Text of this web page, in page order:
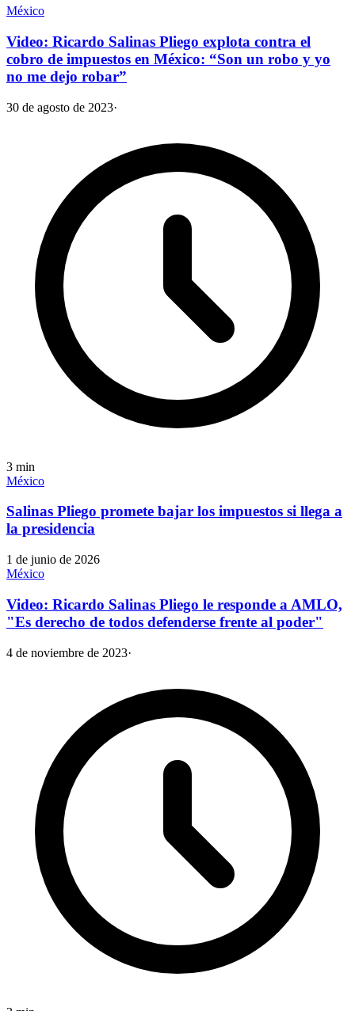
México
Video: Ricardo Salinas Pliego explota contra el
cobro de impuestos en México: “Son un robo y yo
no me dejo robar”
30 de agosto de 2023·
3 min
México
Salinas Pliego promete bajar los impuestos si llega a
la presidencia
1 de junio de 2026
México
Video: Ricardo Salinas Pliego le responde a AMLO,
"Es derecho de todos defenderse frente al poder"
4 de noviembre de 2023·